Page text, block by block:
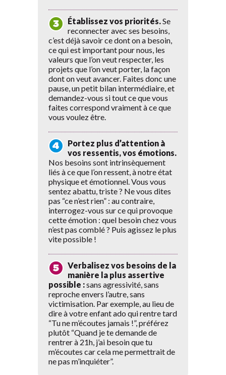
Établissez vos priorités.Se
reconnecter avec ses besoins,
c’est déjà savoir ce dont on a besoin,
ce qui est important pour nous, les
valeurs que l’on veut respecter, les
projets que l’on veut porter, la façon
dont on veut avancer. Faites donc une
pause, un petit bilan intermédiaire, et
demandez-vous si tout ce que vous
faites correspond vraiment à ce que
vous voulez être.
Portez plus d’attention à
vos ressentis, vos émotions.
Nos besoins sont intrinsèquement
liés à ce que l’on ressent, à notre état
physique et émotionnel. Vous vous
sentez abattu, triste ? Ne vous dites
pas “ce n’est rien” : au contraire,
interrogez-vous sur ce qui provoque
cette émotion : quel besoin chez vous
n’est pas comblé ? Puis agissez le plus
vite possible !
Verbalisez vos besoins de la
manière la plus assertive
possible :sans agressivité, sans
reproche envers l’autre, sans
victimisation. Par exemple, au lieu de
dire à votre enfant ado qui rentre tard
“Tu ne m’écoutes jamais !”, préférez
plutôt “Quand je te demande de
rentrer à 21h, j’ai besoin que tu
m’écoutes car cela me permettrait de
ne pas m’inquiéter”.